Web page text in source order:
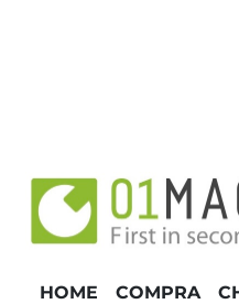
HOME COMPRA